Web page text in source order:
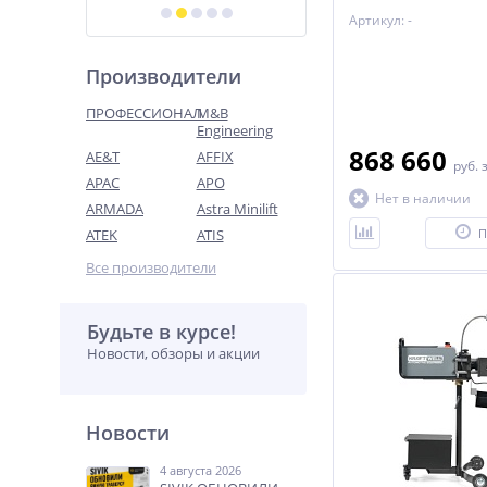
Производители
ПРОФЕССИОНАЛM&B
Engineering
AE&T
AFFIX
APAC
APO
ARMADA
Astra Minilift
ATEK
ATIS
Все производители
Будьте в курсе!
Новости, обзоры и акции
Новости
4 августа 2026
барабанов и
расшир. аксессуары
Артикул: -
868 660 руб.
Нет в наличии